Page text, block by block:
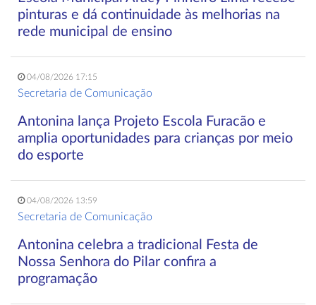
pinturas e dá continuidade às melhorias na
rede municipal de ensino
04/08/2026 17:15
Secretaria de Comunicação
Antonina lança Projeto Escola Furacão e
amplia oportunidades para crianças por meio
do esporte
04/08/2026 13:59
Secretaria de Comunicação
Antonina celebra a tradicional Festa de
Nossa Senhora do Pilar confira a
programação